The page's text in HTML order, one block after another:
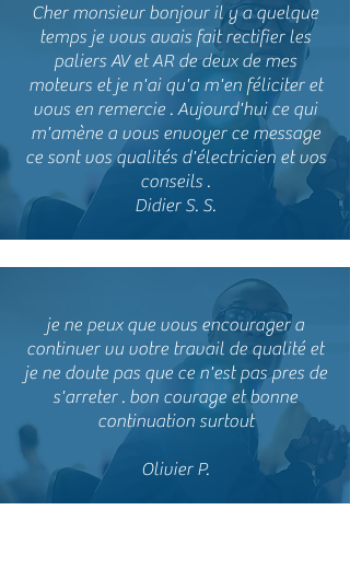
Cher monsieur bonjour il y a quelque
temps je vous avais fait rectifier les
paliers AV et AR de deux de mes
moteurs et je n'ai qu'a m'en féliciter et
vous en remercie . Aujourd'hui ce qui
m'amène a vous envoyer ce message
ce sont vos qualités d'électricien et vos
conseils .
Didier S. S.
je ne peux que vous encourager a
continuer vu votre travail de qualité et
je ne doute pas que ce n'est pas pres de
s'arreter . bon courage et bonne
continuation surtout
Olivier P.